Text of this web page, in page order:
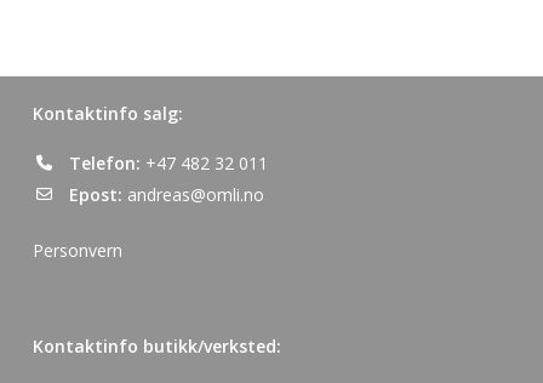
Kontaktinfo salg:
Telefon: +47 482 32 011
Epost: andreas@omli.no
Personvern
Kontaktinfo butikk/verksted: